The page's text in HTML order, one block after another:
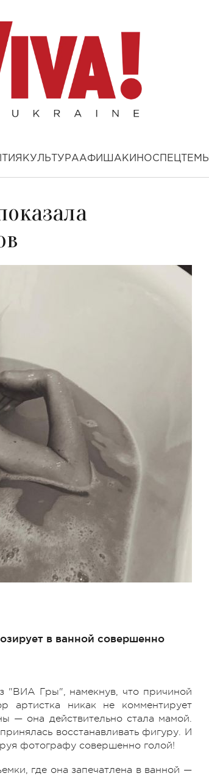
КУЛЬТУРААФИША КИНОСПЕЦТЕМЫ
в ванной совершенно
"ВИА Гры", намекнув, что причиной
артистка никак не комментирует
— она действительно стала мамой.
восстанавливать фигуру. И
фотографу совершенно голой!
где она запечатлена в ванной —